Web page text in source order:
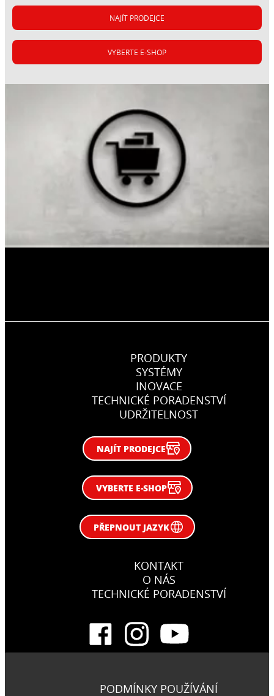
NAJÍT PRODEJCE
VYBERTE E-SHOP
PRODUKTY
SYSTÉMY
INOVACE
TECHNICKÉ PORADENSTVÍ
UDRŽITELNOST
NAJÍT PRODEJCE
VYBERTE E-SHOP
PŘEPNOUT JAZYK
KONTAKT
O NÁS
TECHNICKÉ PORADENSTVÍ
PODMÍNKY POUŽÍVÁNÍ